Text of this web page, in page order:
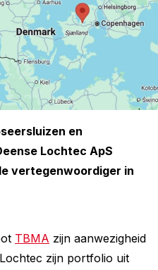
en
Lochtec ApS
­vertegenwoordiger in
TBMA zijn aanwezigheid
zijn portfolio uit